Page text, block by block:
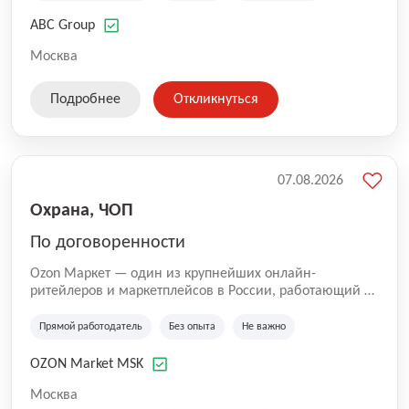
ABC Group
Москва
Подробнее Откликнуться
Охрана, ЧОП
По договоренности
Ozon Маркет — один из крупнейших онлайн-
ритейлеров и маркетплейсов в России, работающий по
покупателей получать нужные товары быстро и
всей стране. Наши курьеры и водители — важная
клиентов вовремя и с улыбкой 😊 Работая у нас, вы
Прямой работодатель Без опыта Не важно
OZON Market MSK
Москва
07.08.2026